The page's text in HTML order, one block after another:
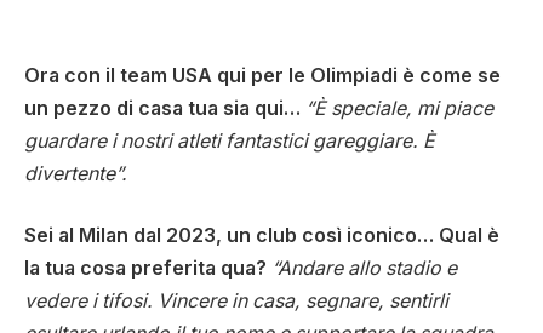
Ora con il team USA qui per le Olimpiadi è come se
un pezzo di casa tua sia qui… “È speciale, mi piace
guardare i nostri atleti fantastici gareggiare. È
divertente”.
Sei al Milan dal 2023, un club così iconico… Qual è
la tua cosa preferita qua? “Andare allo stadio e
vedere i tifosi. Vincere in casa, segnare, sentirli